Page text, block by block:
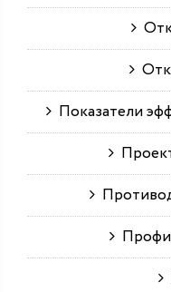
Показатели